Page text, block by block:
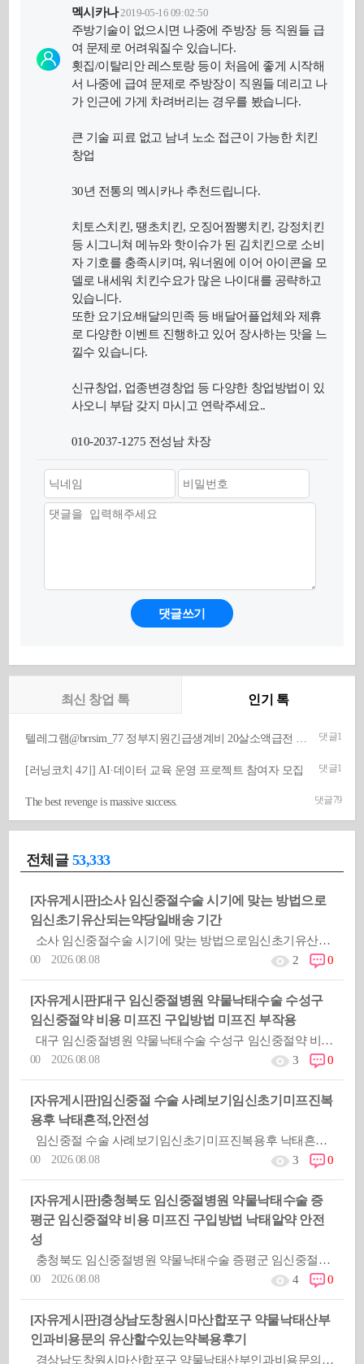
멕시카나2019-05-16 09:02:50
주방기술이 없으시면 나중에 주방장 등 직원들 급
여 문제로 어려워질수 있습니다.
횟집/이탈리안 레스토랑 등이 처음에 좋게 시작해
서 나중에 급여 문제로 주방장이 직원들 데리고 나
가 인근에 가게 차려버리는 경우를 봤습니다.
큰 기술 피료 없고 남녀 노소 접근이 가능한 치킨
창업
30년 전통의 멕시카나 추천드립니다.
치토스치킨, 땡초치킨, 오징어짬뽕치킨, 강정치킨
등 시그니쳐 메뉴와 핫이슈가 된 김치킨으로 소비
자 기호를 충족시키며, 워너원에 이어 아이콘을 모
델로 내세워 치킨수요가 많은 나이대를 공략하고
있습니다.
또한 요기요/배달의민족 등 배달어플업체와 제휴
로 다양한 이벤트 진행하고 있어 장사하는 맛을 느
낄수 있습니다.
신규창업, 업종변경창업 등 다양한 창업방법이 있
사오니 부담 갖지 마시고 연락주세요..
010-2037-1275 전성남 차장
댓글쓰기
최신 창업 톡 인기 톡
댓글1
[러닝코치 4기] AI·데이터 교육 운영 프로젝트 참여자 모집 댓글1
The best revenge is massive success. 댓글79
전체글 53,333
[자유게시판]소사 임신중절수술 시기에 맞는 방법으로
임신초기유산되는약당일배송 기간
소사 임신중절수술 시기에 맞는 방법으로임신초기유산되는약당일배송 기간옳지않은 피임방법을 사용했거나 피임실패로 인해 &
00 2026.08.08 2 0
[자유게시판]대구 임신중절병원 약물낙태수술 수성구
임신중절약 비용 미프진 구입방법 미­프진 부작용
대구 임신중절병원 약물낙태수술 수성구 임신중절약 비용 미프진 구입방법 미­프진 부작용옳지않은 피임방법을 사용했거나
00 2026.08.08 3 0
[자유게시판]임신중절 수술 사례보기임신초기미프진복
용후 낙태흔적,안전성
임신중절 수술 사례보기임신초기미프진복용후 낙태흔적,안전성옳지않은 피임방법을 사용했거나 피임실패로 인해 원
00 2026.08.08 3 0
[자유게시판]충청북도 임신중절병원 약물낙태수술 증
평군 임신중절약 비용 미프진 구입방법 낙­태알약 안전
성
충청북도 임신중절병원 약물낙태수술 증평군 임신중절약 비용 미프진 구입방법 낙­태알약 안전성옳지않은 피임방법을 사용했
00 2026.08.08 4 0
[자유게시판]경상남도창원시마산합포구 약물낙태산부
인과비용문의 유산할수있는약복용후기
경상남도창원시마산합포구 약물낙태산부인과비용문의 유산할수있는약복용후기옳지않은 피임방법을 사용했거나 피임실패로 인해 &